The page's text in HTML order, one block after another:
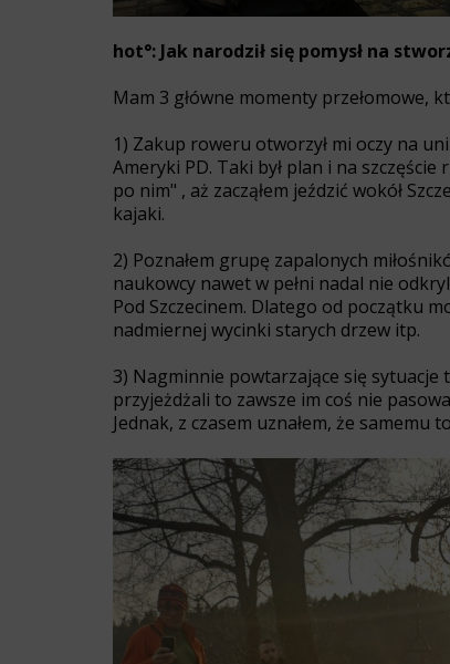
hot°: Jak narodził się pomysł na
Mam 3 główne momenty przełomowe,
1) Zakup roweru otworzył mi oczy na
Ameryki PD. Taki był plan i na
po nim" , aż zacząłem jeździć wokół
kajaki.
2) Poznałem grupę zapalonych
naukowcy nawet w pełni nadal nie
Pod Szczecinem. Dlatego od początku
nadmiernej wycinki starych drzew itp.
3) Nagminnie powtarzające się sytuacje
przyjeżdżali to zawsze im coś nie
Jednak, z czasem uznałem, że